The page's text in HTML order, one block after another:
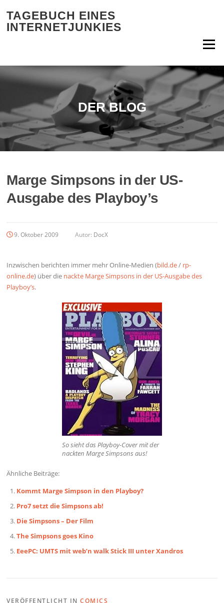
TAGEBUCH EINES
INTERNETJUNKIES
Menü
DER BLOG
Marge Simpsons in der US-
Ausgabe des Playboy’s
9. Oktober 2009 Autor: DocX
Inzwischen berichten immer mehr Online-Medien (bild.de/ rp-
online.de) über die nackte Marge Simpsons in der US-Ausgabe des
Playboy’s.
So sieht das Playboy-Cover mit der
nackten Marge Simpsons aus!
Ähnliche Beiträge:
Kommt Marge Simpson in den Playboy?
Pro7 setzt die Simpsons ab!
Die Simpsons – Der Film
The Simpsons goes Kino
EeePC: UMTS mit web’n walk Stick III unter Xandros
VERÖFFENTLICHT INCOMICS